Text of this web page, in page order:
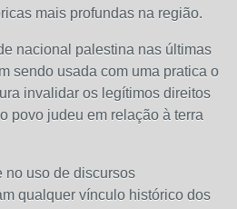
mais profundas na região.
nacional palestina nas últimas
sendo usada com uma pratica o
invalidar os legítimos direitos
povo judeu em relação à terra
no uso de discursos
qualquer vínculo histórico dos